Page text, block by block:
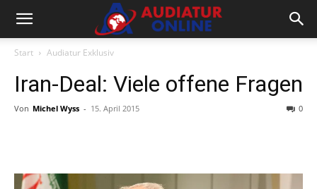
Start Audiatur Exklusiv
Iran-Deal: Viele offene Fragen
Von Michel Wyss - 15. April 2015 0